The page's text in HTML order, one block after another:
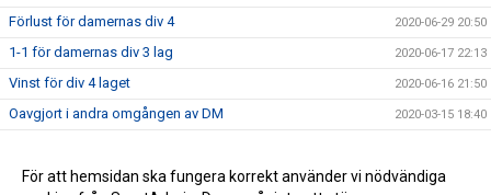
Förlust för damernas div 4 2020-06-29 20:50
1-1 för damernas div 3 lag 2020-06-17 22:13
Vinst för div 4 laget 2020-06-16 21:50
Oavgjort i andra omgången av DM 2020-03-15 18:40
Första träningsmatchen 2020-03-01 21:11
För att hemsidan ska fungera korrekt använder vi nödvändiga